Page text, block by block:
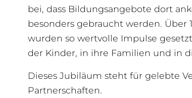
bei, dass Bildungsangebote dort
besonders gebraucht werden. Über
wurden so wertvolle Impulse
der Kinder, in ihre Familien und in
Dieses Jubiläum steht für gelebte
Partnerschaften.